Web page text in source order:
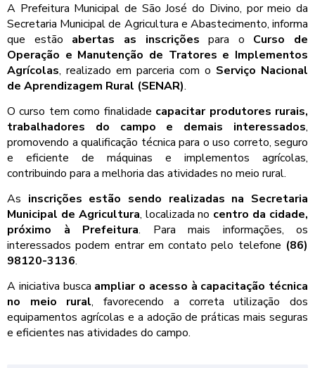
A Prefeitura Municipal de São José do Divino, por meio da
Secretaria Municipal de Agricultura e Abastecimento, informa
que estão abertas as inscrições para o Curso de
Operação e Manutenção de Tratores e Implementos
Agrícolas, realizado em parceria com o Serviço Nacional
de Aprendizagem Rural (SENAR).
O curso tem como finalidade capacitar produtores rurais,
trabalhadores do campo e demais interessados,
promovendo a qualificação técnica para o uso correto, seguro
e eficiente de máquinas e implementos agrícolas,
contribuindo para a melhoria das atividades no meio rural.
As inscrições estão sendo realizadas na Secretaria
Municipal de Agricultura, localizada no centro da cidade,
próximo à Prefeitura. Para mais informações, os
interessados podem entrar em contato pelo telefone (86)
98120-3136.
A iniciativa busca ampliar o acesso à capacitação técnica
no meio rural, favorecendo a correta utilização dos
equipamentos agrícolas e a adoção de práticas mais seguras
e eficientes nas atividades do campo.